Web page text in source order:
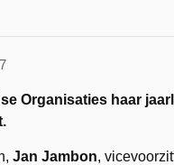
Organisaties haar
Jan Jambon,